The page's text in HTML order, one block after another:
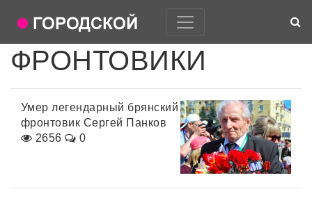
ФРОНТОВИКИ
Умер легендарный брянский
фронтовик Сергей Панков
2656
0